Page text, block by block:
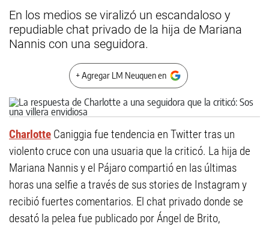
En los medios se viralizó un escandaloso y
repudiable chat privado de la hija de Mariana
Nannis con una seguidora.
+ Agregar LM Neuquen en
Charlotte Caniggia fue tendencia en Twitter tras un
violento cruce con una usuaria que la criticó. La hija de
Mariana Nannis y el Pájaro compartió en las últimas
horas una selfie a través de sus stories de Instagram y
recibió fuertes comentarios. El chat privado donde se
desató la pelea fue publicado por Ángel de Brito,